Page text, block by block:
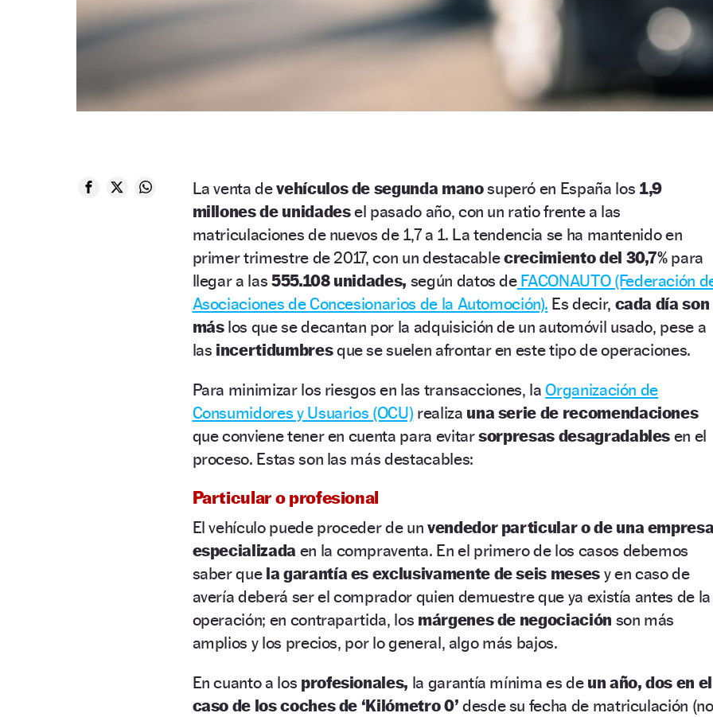
La venta devehículos de segunda manosuperó en España los 1,9
millones de unidadesel pasado año, con un ratio frente a las
matriculaciones de nuevos de 1,7 a 1. La tendencia se ha mantenido en
primer trimestre de 2017, con un destacablecrecimiento del 30,7%para
llegar a las 555.108 unidades, según datos deFACONAUTO (Federación
Asociaciones de Concesionarios de la Automoción). Es decir, cada día son
máslos que se decantan por la adquisición de un automóvil usado, pese a
las incertidumbresque se suelen afrontar en este tipo de operaciones.
Para minimizar los riesgos en las transacciones, laOrganización de
Consumidores y Usuarios (OCU) realiza una serie de recomendaciones
que conviene tener en cuenta para evitarsorpresas desagradables en el
proceso. Estas son las más destacables:
Particular o profesional
El vehículo puede proceder de un vendedor particular o de una empresa
especializada en la compraventa. En el primero de los casos debemos
saber que la garantía es exclusivamente de seis mesesy en caso de
avería deberá ser el comprador quien demuestre que ya existía antes de la
operación; en contrapartida, los márgenes de negociación son más
amplios y los precios, por lo general, algo más bajos.
En cuanto a los profesionales, la garantía mínima es de un año, dos en el
caso de los coches de ‘Kilómetro 0’ desde su fecha de matriculación (no